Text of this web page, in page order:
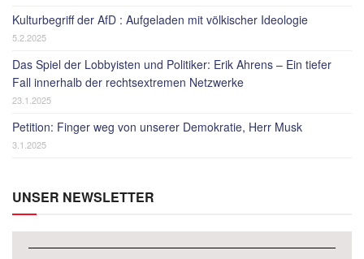
Kulturbegriff der AfD : Aufgeladen mit völkischer Ideologie
5.2.2025
Das Spiel der Lobbyisten und Politiker: Erik Ahrens – Ein tiefer
Fall innerhalb der rechtsextremen Netzwerke
23.1.2025
Petition: Finger weg von unserer Demokratie, Herr Musk
3.1.2025
UNSER NEWSLETTER